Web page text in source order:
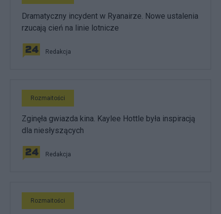
Dramatyczny incydent w Ryanairze. Nowe ustalenia
rzucają cień na linie lotnicze
Redakcja
Rozmaitości
Zginęła gwiazda kina. Kaylee Hottle była inspiracją
dla niesłyszących
Redakcja
Rozmaitości